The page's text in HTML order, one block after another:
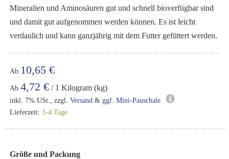
Ab 10,65 €
Ab 4,72 € / 1 Kilogram (kg)
inkl. 7% USt., zzgl.Versand &ggf. Mini-Pauschale
Lieferzeit:3-4 Tage
Größe und Packung
Mineralien und Aminosäuren gut und schnell bioverfügbar sind
und damit gut aufgenommen werden können. Es ist leicht
verdaulich und kann ganzjährig mit dem Futter gefüttert werden.